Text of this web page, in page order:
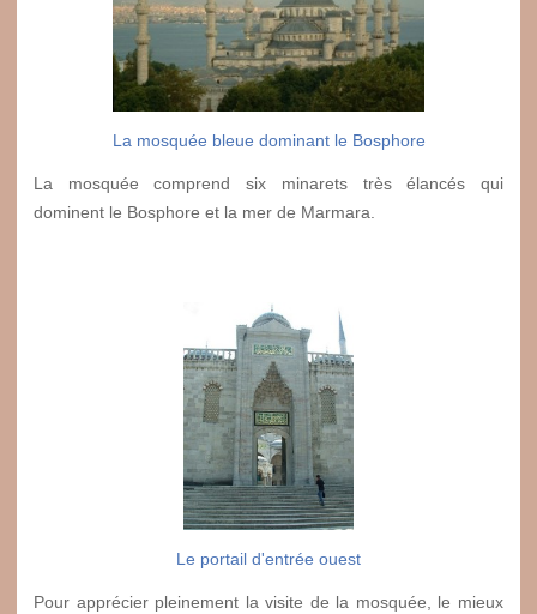
La mosquée bleue dominant le Bosphore
La mosquée comprend six minarets très élancés qui
dominent le Bosphore et la mer de Marmara.
Le portail d'entrée ouest
Pour apprécier pleinement la visite de la mosquée, le mieux